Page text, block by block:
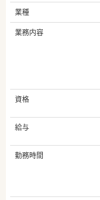
業種
業務内容
資格
給与
勤務時間